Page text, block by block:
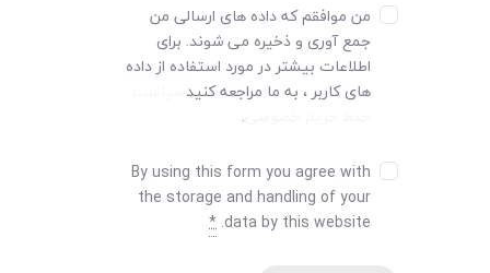
من موافقم که داده های ارسالی من
جمع آوری و ذخیره می شوند. برای
اطلاعات بیشتر در مورد استفاده از داده
های کاربر ، به ما مراجعه کنید
.
By using this form you agree with
the storage and handling of your
data by this website.
*